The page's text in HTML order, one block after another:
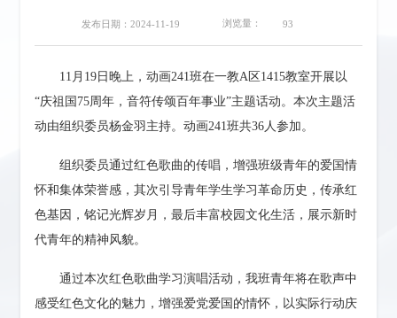
发布日期：2024-11-19 浏览量： 93
11月19日晚上，动画241班在一教A区1415教室开展以
“庆祖国75周年，音符传颂百年事业”主题话动。本次主题活
动由组织委员杨金羽主持。动画241班共36人参加。
组织委员通过红色歌曲的传唱，增强班级青年的爱国情
怀和集体荣誉感，其次引导青年学生学习革命历史，传承红
色基因，铭记光辉岁月，最后丰富校园文化生活，展示新时
代青年的精神风貌。
通过本次红色歌曲学习演唱活动，我班青年将在歌声中
感受红色文化的魅力，增强爱党爱国的情怀，以实际行动庆